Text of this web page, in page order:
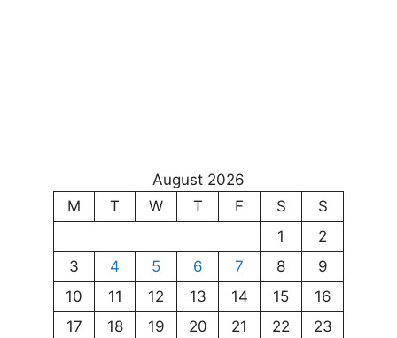
August 2026
M
T W T F S
S
1
2
3
4 5 6 7 8
9
10
11 12 13 14 15
16
17
18 19 20 21 22
23